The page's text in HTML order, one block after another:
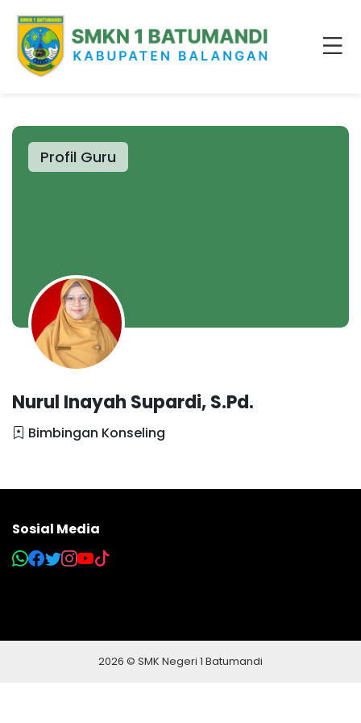
Profil Guru
Nurul Inayah Supardi, S.Pd.
Bimbingan Konseling
Sosial Media
2026 © SMK Negeri 1 Batumandi